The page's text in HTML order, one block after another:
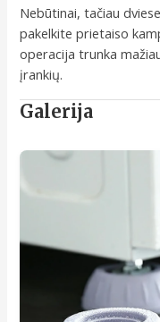
Nebūtinai, tačiau
pakelkite prietaiso
operacija trunka
įrankių.
Galerija